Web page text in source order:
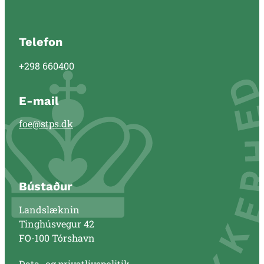
Telefon
+298 660400
E-mail
foe@stps.dk
Bústaður
Landslæknin
Tinghúsvegur 42
FO-100 Tórshavn